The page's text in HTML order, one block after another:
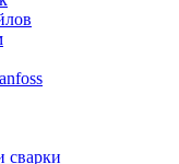
сварки